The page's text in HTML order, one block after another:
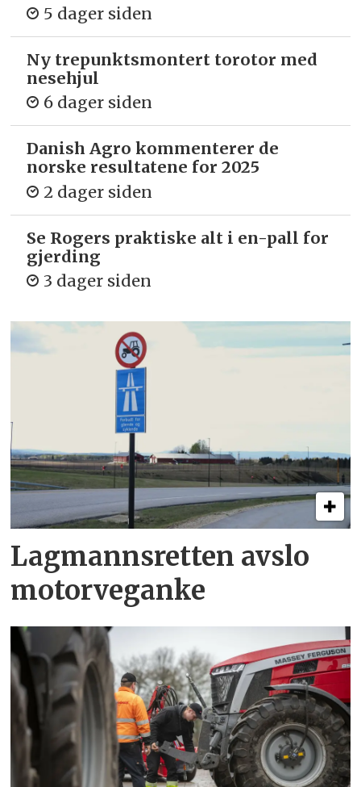
5 dager siden
Ny trepunkts­montert torotor med
nesehjul
6 dager siden
Danish Agro kommenterer de
norske resultatene for 2025
2 dager siden
Se Rogers praktiske alt i en-pall for
gjerding
3 dager siden
Lagmannsretten avslo
motorveganke